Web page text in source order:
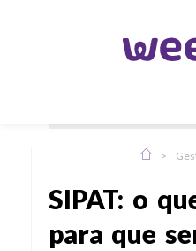
>
SIPAT: o
para que